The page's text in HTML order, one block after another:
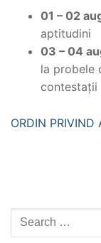
01 – 02
aptitudini
03 – 04
la probele
contestații
ORDIN
Caută
după: